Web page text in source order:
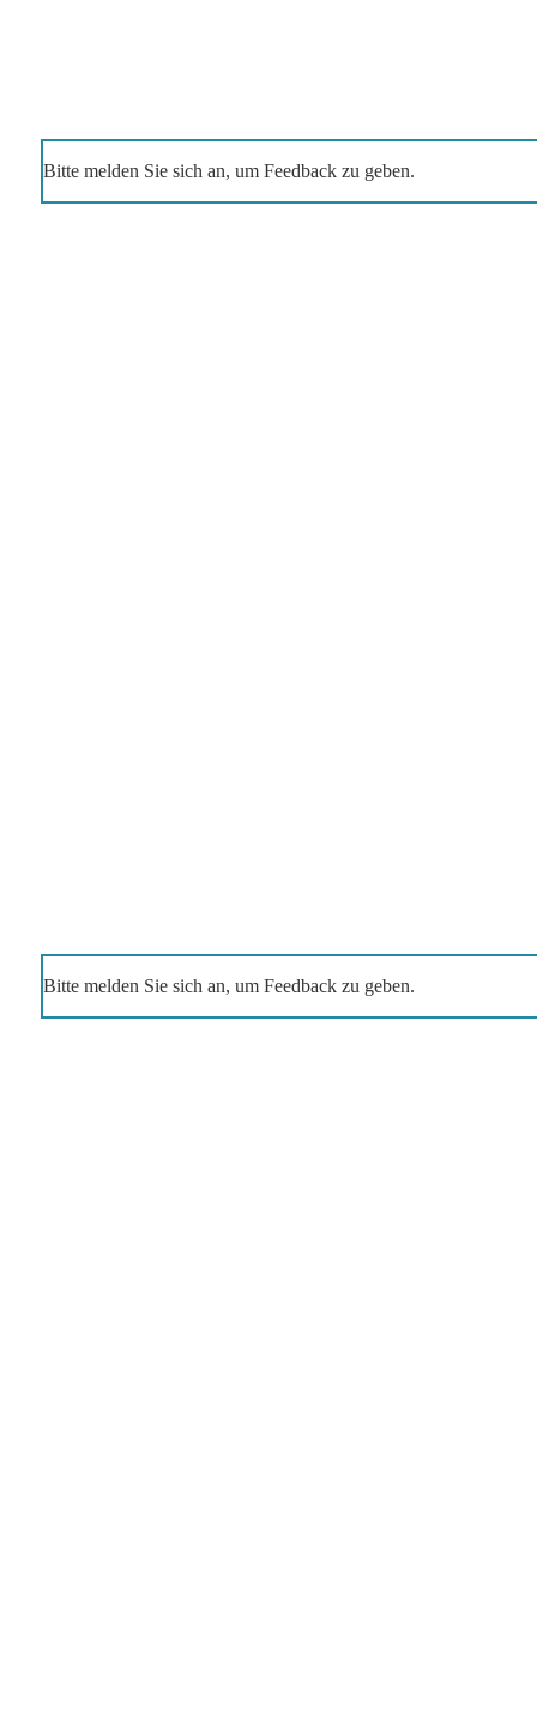
Bitte melden Sie sich an, um Feedback zu geben.
Bitte melden Sie sich an, um Feedback zu geben.